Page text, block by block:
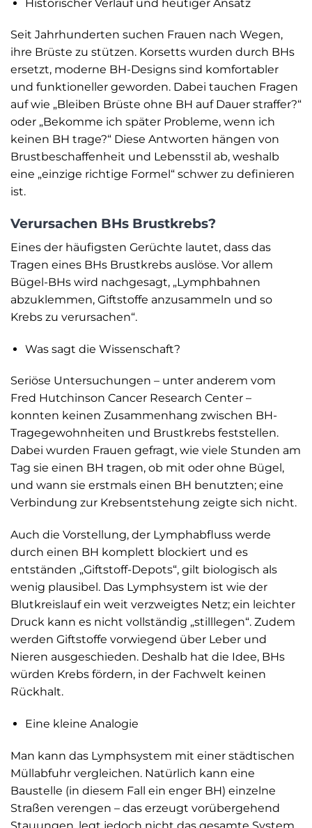
Historischer Verlauf und heutiger Ansatz
Seit Jahrhunderten suchen Frauen nach Wegen,
ihre Brüste zu stützen. Korsetts wurden durch BHs
ersetzt, moderne BH-Designs sind komfortabler
und funktioneller geworden. Dabei tauchen Fragen
auf wie „Bleiben Brüste ohne BH auf Dauer straffer?“
oder „Bekomme ich später Probleme, wenn ich
keinen BH trage?“ Diese Antworten hängen von
Brustbeschaffenheit und Lebensstil ab, weshalb
eine „einzige richtige Formel“ schwer zu definieren
ist.
Verursachen BHs Brustkrebs?
Eines der häufigsten Gerüchte lautet, dass das
Tragen eines BHs Brustkrebs auslöse. Vor allem
Bügel-BHs wird nachgesagt, „Lymphbahnen
abzuklemmen, Giftstoffe anzusammeln und so
Krebs zu verursachen“.
Was sagt die Wissenschaft?
Seriöse Untersuchungen – unter anderem vom
Fred Hutchinson Cancer Research Center –
konnten keinen Zusammenhang zwischen BH-
Tragegewohnheiten und Brustkrebs feststellen.
Dabei wurden Frauen gefragt, wie viele Stunden am
Tag sie einen BH tragen, ob mit oder ohne Bügel,
und wann sie erstmals einen BH benutzten; eine
Verbindung zur Krebsentstehung zeigte sich nicht.
Auch die Vorstellung, der Lymphabfluss werde
durch einen BH komplett blockiert und es
entständen „Giftstoff-Depots“, gilt biologisch als
wenig plausibel. Das Lymphsystem ist wie der
Blutkreislauf ein weit verzweigtes Netz; ein leichter
Druck kann es nicht vollständig „stilllegen“. Zudem
werden Giftstoffe vorwiegend über Leber und
Nieren ausgeschieden. Deshalb hat die Idee, BHs
würden Krebs fördern, in der Fachwelt keinen
Rückhalt.
Eine kleine Analogie
Man kann das Lymphsystem mit einer städtischen
Müllabfuhr vergleichen. Natürlich kann eine
Baustelle (in diesem Fall ein enger BH) einzelne
Straßen verengen – das erzeugt vorübergehend